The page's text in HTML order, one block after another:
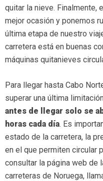
quitar la nieve. Finalmente,
mejor ocasión y ponemos
última etapa de nuestro
carretera está en buenas
máquinas quitanieves
Para llegar hasta Cabo
superar una última
antes de llegar solo se
horas cada día. Es
estado de la carretera, la
en el que permiten circular
consultar la página web de
carreteras de Noruega,